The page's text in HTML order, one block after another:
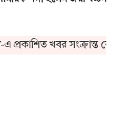
প্রকাশিত খবর সংক্রান্ত